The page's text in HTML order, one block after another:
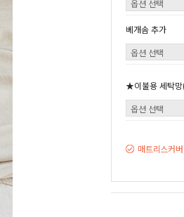
베개솜 추가
★이불용 세탁망
매트리스커